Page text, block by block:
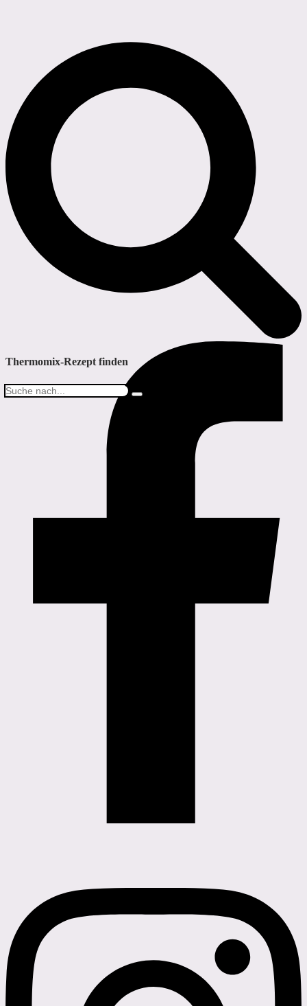
Thermomix-Rezept finden